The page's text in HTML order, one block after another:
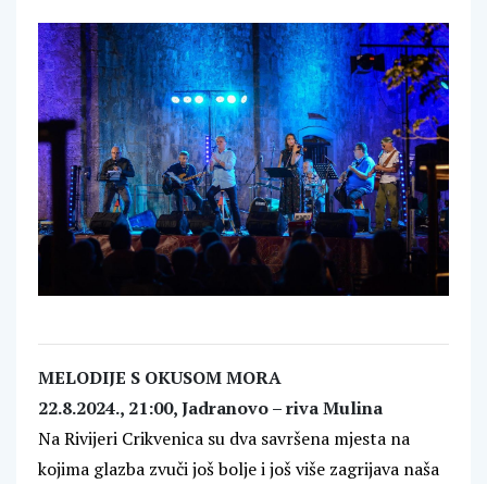
MELODIJE S OKUSOM MORA
22.8.2024., 21:00, Jadranovo – riva Mulina
Na Rivijeri Crikvenica su dva savršena mjesta na
kojima glazba zvuči još bolje i još više zagrijava naša